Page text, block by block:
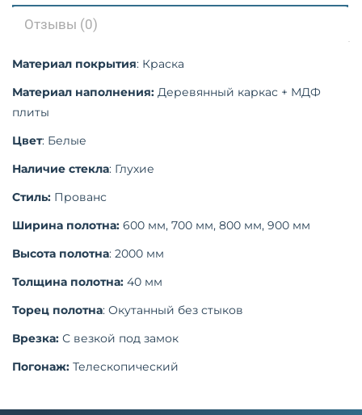
Отзывы (0)
Материал покрытия: Краска
Материал наполнения: Деревянный каркас + МДФ
плиты
Цвет: Белые
Наличие стекла: Глухие
Стиль: Прованс
Ширина полотна: 600 мм, 700 мм, 800 мм, 900 мм
Высота полотна: 2000 мм
Толщина полотна: 40 мм
Торец полотна: Окутанный без стыков
Врезка: С везкой под замок
Погонаж: Телескопический